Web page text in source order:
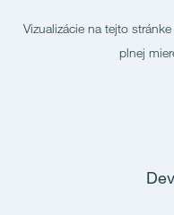
Vizualizácie na tejto
plnej